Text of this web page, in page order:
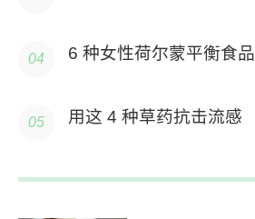
6 种女性荷尔蒙平衡食品
用这 4 种草药抗击流感